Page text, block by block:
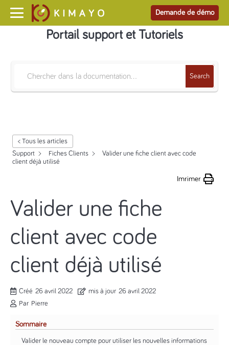
Demande de démo
Portail support et Tutoriels
Search
< Tous les articles
Support
Fiches Clients
Valider une fiche client avec code
client déjà utilisé
Imrimer
Valider une fiche
client avec code
client déjà utilisé
Créé 26 avril 2022 mis à jour 26 avril 2022
Par Pierre
Sommaire
Valider le nouveau compte pour utiliser les nouvelles informations